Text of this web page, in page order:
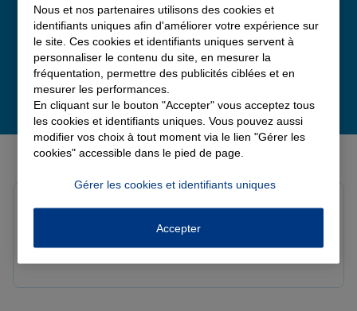
Derniers avis de nos agences Allianz
Le 08/08/2026 - Agence PAVILLY
Bon suivi de mon sinistre, merci
Louis M.
Nous et nos partenaires utilisons des cookies et
identifiants uniques afin d'améliorer votre expérience sur
le site. Ces cookies et identifiants uniques servent à
personnaliser le contenu du site, en mesurer la
fréquentation, permettre des publicités ciblées et en
mesurer les performances.
En cliquant sur le bouton "Accepter" vous acceptez tous
les cookies et identifiants uniques. Vous pouvez aussi
modifier vos choix à tout moment via le lien "Gérer les
cookies" accessible dans le pied de page.
Gérer les cookies et identifiants uniques
Accepter